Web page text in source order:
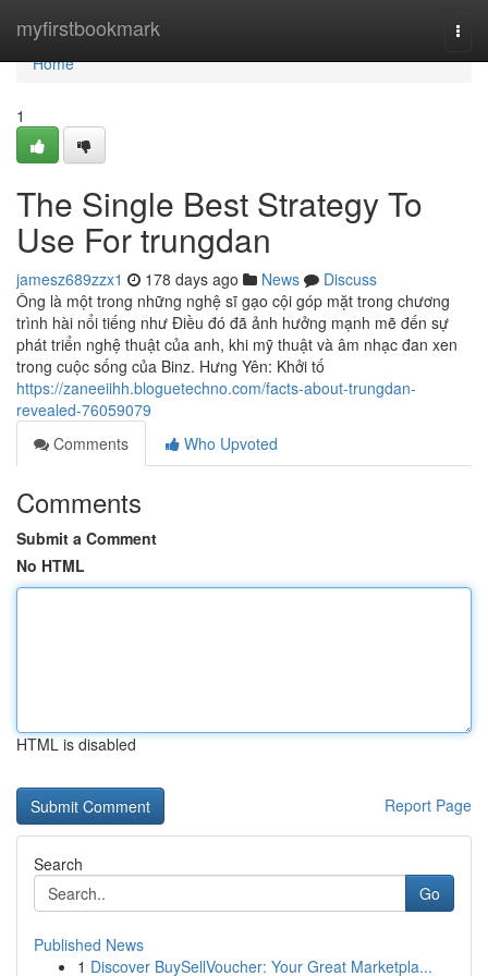
myfirstbookmark
Home
Home
1
The Single Best Strategy To
Use For trungdan
jamesz689zzx1 178 days ago News
Discuss
Ông là một trong những nghệ sĩ gạo cội góp mặt trong chương
trình hài nổi tiếng như Điều đó đã ảnh hưởng mạnh mẽ đến sự
phát triển nghệ thuật của anh, khi mỹ thuật và âm nhạc đan xen
trong cuộc sống của Binz. Hưng Yên: Khởi tố
https://zaneeiihh.bloguetechno.com/facts-about-trungdan-
revealed-76059079
Comments
Who Upvoted
Comments
Submit a Comment
No HTML
HTML is disabled
Report Page
Search
Go
Published News
1 Discover BuySellVoucher: Your Great Marketpla...